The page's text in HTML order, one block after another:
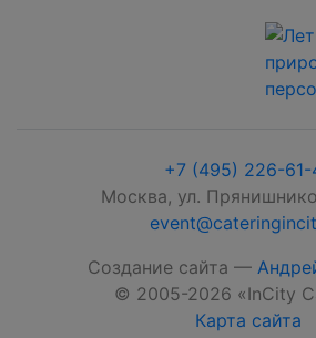
+7 (495) 226-61-
Москва, ул.
Создание сайта —
© 2005-2026 «InCity
Карта сайта